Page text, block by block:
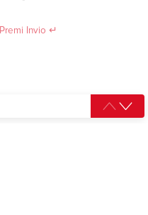
Premi Invio ↵